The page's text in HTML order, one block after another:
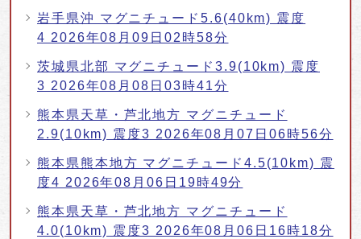
岩手県沖 マグニチュード5.6(40km) 震度
4 2026年08月09日02時58分
茨城県北部 マグニチュード3.9(10km) 震度
3 2026年08月08日03時41分
熊本県天草・芦北地方 マグニチュード
2.9(10km) 震度3 2026年08月07日06時56分
熊本県熊本地方 マグニチュード4.5(10km) 震
度4 2026年08月06日19時49分
熊本県天草・芦北地方 マグニチュード
4.0(10km) 震度3 2026年08月06日16時18分